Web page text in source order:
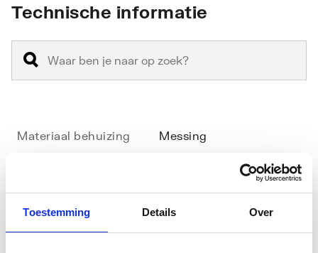
Toestemming Details Over
Technische informatie
Materiaal behuizing Messing
Maat radiatoraansluiting1/2" (15)